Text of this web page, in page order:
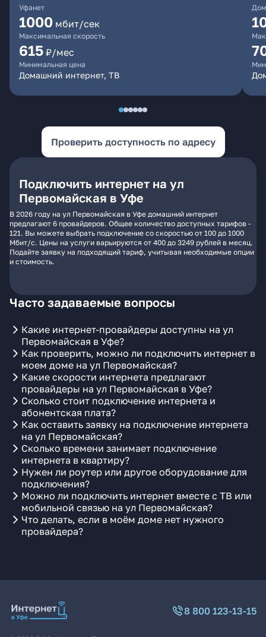
Уфанет
1000 мбит/сек
Максимальная скорость
615 ₽/мес
Минимальная цена
Домашний интернет, ТВ
Проверить доступность по адресу
Подключить интернет на ул
Первомайская в Уфе
В 2026 году на ул Первомайская в Уфе домашний интернет
предлагают 6 провайдеров. Общее количество доступных тарифов -
121. Вы можете выбрать подключение со скоростью от 100 до 1000
Мбит/с. Цены на услуги варьируются от 400 до 3249 рублей в месяц.
Подайте заявку на подходящий тариф, учитывая необходимые опции
и стоимость.
Часто задаваемые вопросы
Какие интернет-провайдеры доступны на ул
Первомайская в Уфе?
Как проверить, можно ли подключить интернет в
моем доме на ул Первомайская?
Какие скорости интернета предлагают
провайдеры на ул Первомайская в Уфе?
Сколько стоит подключение интернета и
абонентская плата?
Как оставить заявку на подключение интернета
на ул Первомайская?
Сколько времени занимает подключение
интернета в квартиру?
Нужен ли роутер или другое оборудование для
подключения?
Можно ли подключить интернет вместе с ТВ или
мобильной связью на ул Первомайская?
Что делать, если в моём доме нет нужного
провайдера?
8 800 123-13-15